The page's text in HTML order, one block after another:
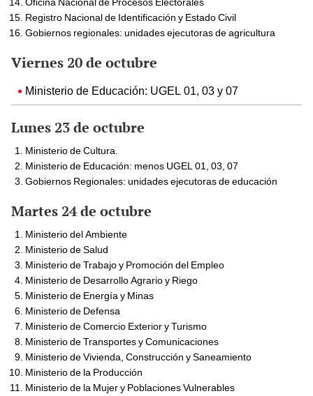
Registro Nacional de Identificación y Estado Civil
Gobiernos regionales: unidades ejecutoras de agricultura
Viernes 20 de octubre
Ministerio de Educación: UGEL 01, 03 y 07
Lunes 23 de octubre
Ministerio de Cultura.
Ministerio de Educación: menos UGEL 01, 03, 07
Gobiernos Regionales: unidades ejecutoras de educación
Martes 24 de octubre
Ministerio del Ambiente
Ministerio de Salud
Ministerio de Trabajo y Promoción del Empleo
Ministerio de Desarrollo Agrario y Riego
Ministerio de Energía y Minas
Ministerio de Defensa
Ministerio de Comercio Exterior y Turismo
Ministerio de Transportes y Comunicaciones
Ministerio de Vivienda, Construcción y Saneamiento
Ministerio de la Producción
Ministerio de la Mujer y Poblaciones Vulnerables